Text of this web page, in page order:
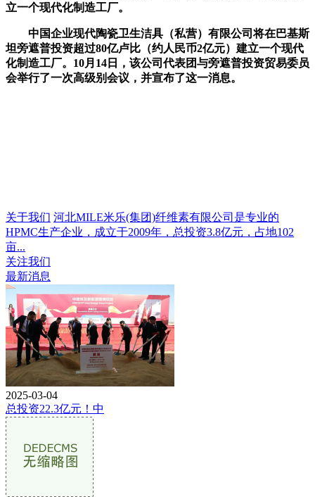
立一个现代化制造工厂。
中国企业现代陶瓷卫生洁具（私营）有限公司将在巴基斯
坦旁遮普投资超过80亿卢比（约人民币2亿元）建立一个现代
化制造工厂。10月14日，该公司代表团与旁遮普投资贸易委员
会举行了一次高级别会议，并宣布了这一消息。
关于我们 河北MILE米乐(集团)纤维素有限公司是专业的
HPMC生产企业，成立于2009年，总投资3.8亿元，占地102
亩...
关注我们
最新消息
2025-03-04
总投资22.3亿元！中